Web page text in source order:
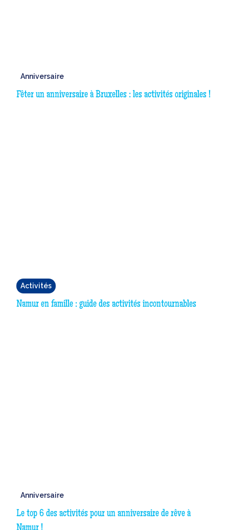
Anniversaire
Fêter un anniversaire à Bruxelles : les activités originales !
Activités
Namur en famille : guide des activités incontournables
Anniversaire
Le top 6 des activités pour un anniversaire de rêve à